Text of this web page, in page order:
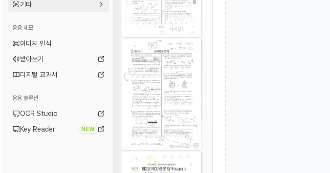
기타
응용 데모
이미지 인식
받아쓰기
디지털 교과서
응용 솔루션
OCR Studio
Key Reader
NEW